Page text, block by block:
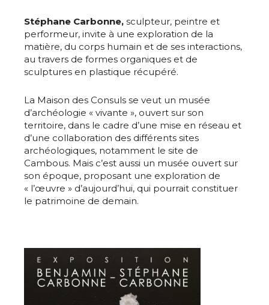
Stéphane Carbonne, sculpteur, peintre et
performeur, invite à une exploration de la
matière, du corps humain et de ses interactions,
au travers de formes organiques et de
sculptures en plastique récupéré.
La Maison des Consuls se veut un musée
d’archéologie « vivante », ouvert sur son
territoire, dans le cadre d’une mise en réseau et
d’une collaboration des différents sites
archéologiques, notamment le site de
Cambous. Mais c’est aussi un musée ouvert sur
son époque, proposant une exploration de
« l’œuvre » d’aujourd’hui, qui pourrait constituer
le patrimoine de demain.